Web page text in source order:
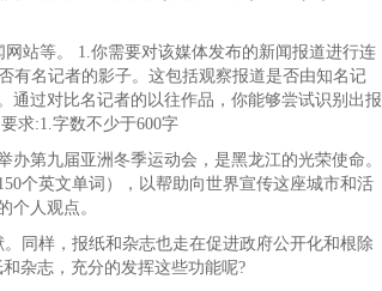
等。 1.你需要对该媒体发布的新闻报道进行连
有名记者的影子。这包括观察报道是否由知名记
通过对比名记者的以往作品，你能够尝试识别出报
求:1.字数不少于600字
第九届亚洲冬季运动会，是黑龙江的光荣使命。
个英文单词），以帮助向世界宣传这座城市和活
个人观点。
同样，报纸和杂志也走在促进政府公开化和根除
杂志，充分的发挥这些功能呢?